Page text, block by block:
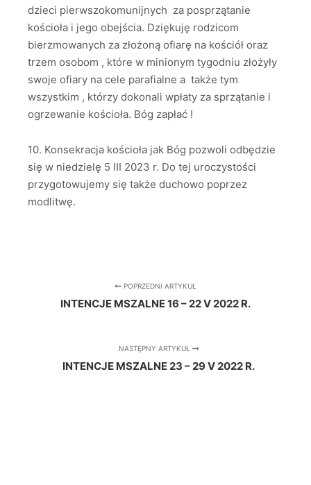
dzieci pierwszokomunijnych za posprzątanie
kościoła i jego obejścia. Dziękuję rodzicom
bierzmowanych za złożoną ofiarę na kościół oraz
trzem osobom , które w minionym tygodniu złożyły
swoje ofiary na cele parafialne a także tym
wszystkim , którzy dokonali wpłaty za sprzątanie i
ogrzewanie kościoła. Bóg zapłać !
10. Konsekracja kościoła jak Bóg pozwoli odbędzie
się w niedzielę 5 III 2023 r. Do tej uroczystości
przygotowujemy się także duchowo poprzez
modlitwę.
POPRZEDNI ARTYKUŁ
INTENCJE MSZALNE 16 – 22 V 2022 R.
NASTĘPNY ARTYKUŁ
INTENCJE MSZALNE 23 – 29 V 2022 R.